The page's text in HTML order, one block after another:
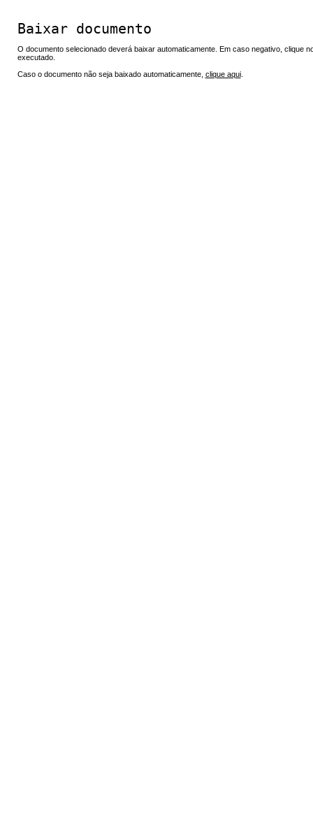
Baixar documento
O documento selecionado deverá baixar automaticamente. Em caso negativo, clique
executado.
Caso o documento não seja baixado automaticamente, clique aqui.